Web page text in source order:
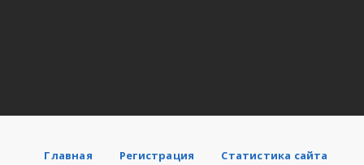
Главная Регистрация Статистика сайта